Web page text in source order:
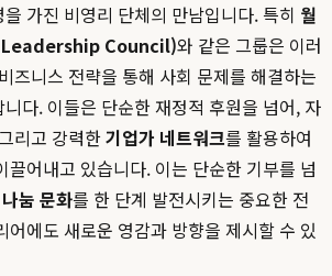
가진 비영리 단체의 만남입니다. 특히 월
Leadership Council)와 같은 그룹은 이러
즈니스 전략을 통해 사회 문제를 해결하는
다. 이들은 단순한 재정적 후원을 넘어, 자
리고 강력한기업가 네트워크를 활용하여
끌어내고 있습니다. 이는 단순한 기부를 넘
나눔 문화를 한 단계 발전시키는 중요한 전
어에도 새로운 영감과 방향을 제시할 수 있